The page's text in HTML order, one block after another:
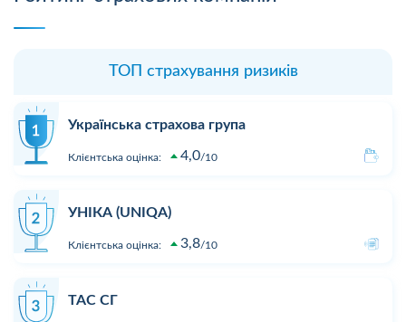
ТОП страхування ризиків
Українська страхова група
Клієнтська оцінка: 4,0 10
УНІКА (UNIQA)
Клієнтська оцінка: 3,8 10
ТАС СГ